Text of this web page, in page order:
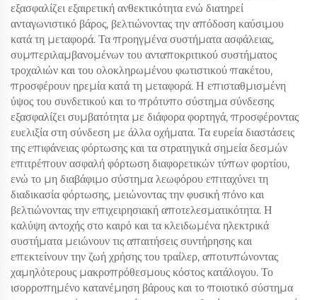
εξασφαλίζει εξαιρετική ανθεκτικότητα ενώ διατηρεί
ανταγωνιστικό βάρος, βελτιώνοντας την απόδοση καύσιμου
κατά τη μεταφορά. Τα προηγμένα συστήματα ασφάλειας,
συμπεριλαμβανομένων του ανταποκριτικού συστήματος
τροχαλιών και του ολοκληρωμένου φωτιστικού πακέτου,
προσφέρουν ηρεμία κατά τη μεταφορά. Η επισταθμισμένη
ύψος του συνδετικού και το πρότυπο σύστημα σύνδεσης
εξασφαλίζει συμβατότητα με διάφορα φορτηγά, προσφέροντας
ευελιξία στη σύνδεση με άλλα οχήματα. Τα ευρεία διαστάσεις
της επιφάνειας φόρτωσης και τα στρατηγικά σημεία δεσμών
επιτρέπουν ασφαλή φόρτωση διαφορετικών τύπων φορτίου,
ενώ το μη διαβάφιμο σύστημα λεωφόρου επιταχύνει τη
διαδικασία φόρτωσης, μειώνοντας την φυσική πόνο και
βελτιώνοντας την επιχειρησιακή αποτελεσματικότητα. Η
καλύψη αντοχής στο καιρό και τα κλειδωμένα ηλεκτρικά
συστήματα μειώνουν τις απαιτήσεις συντήρησης και
επεκτείνουν την ζωή χρήσης του τραίλερ, αποτυπώνοντας
χαμηλότερους μακροπρόθεσμους κόστος κατάλογου. Το
ισορροπημένο κατανέμηση βάρους και το ποιοτικό σύστημα